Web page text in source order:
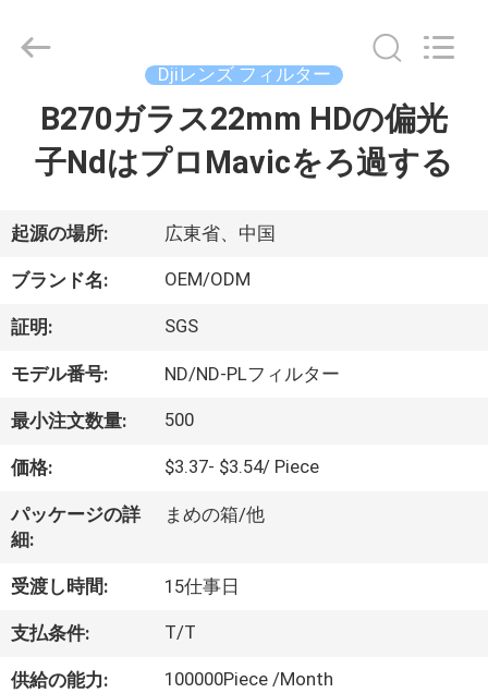
ロ
ダ
ク
ト
達
に
つ
い
て
2020
Technology
Djiレンズ フィルター
B270ガラス22mm HDの偏光
子NdはプロMavicをろ過する
起源の場所: 広東省、中国
ブランド名: OEM/ODM
証明: SGS
モデル番号: ND/ND-PLフィルター
最小注文数量: 500
価格: $3.37- $3.54/ Piece
パッケージの詳
細:
まめの箱/他
受渡し時間: 15仕事日
支払条件: T/T
供給の能力: 100000Piece /Month